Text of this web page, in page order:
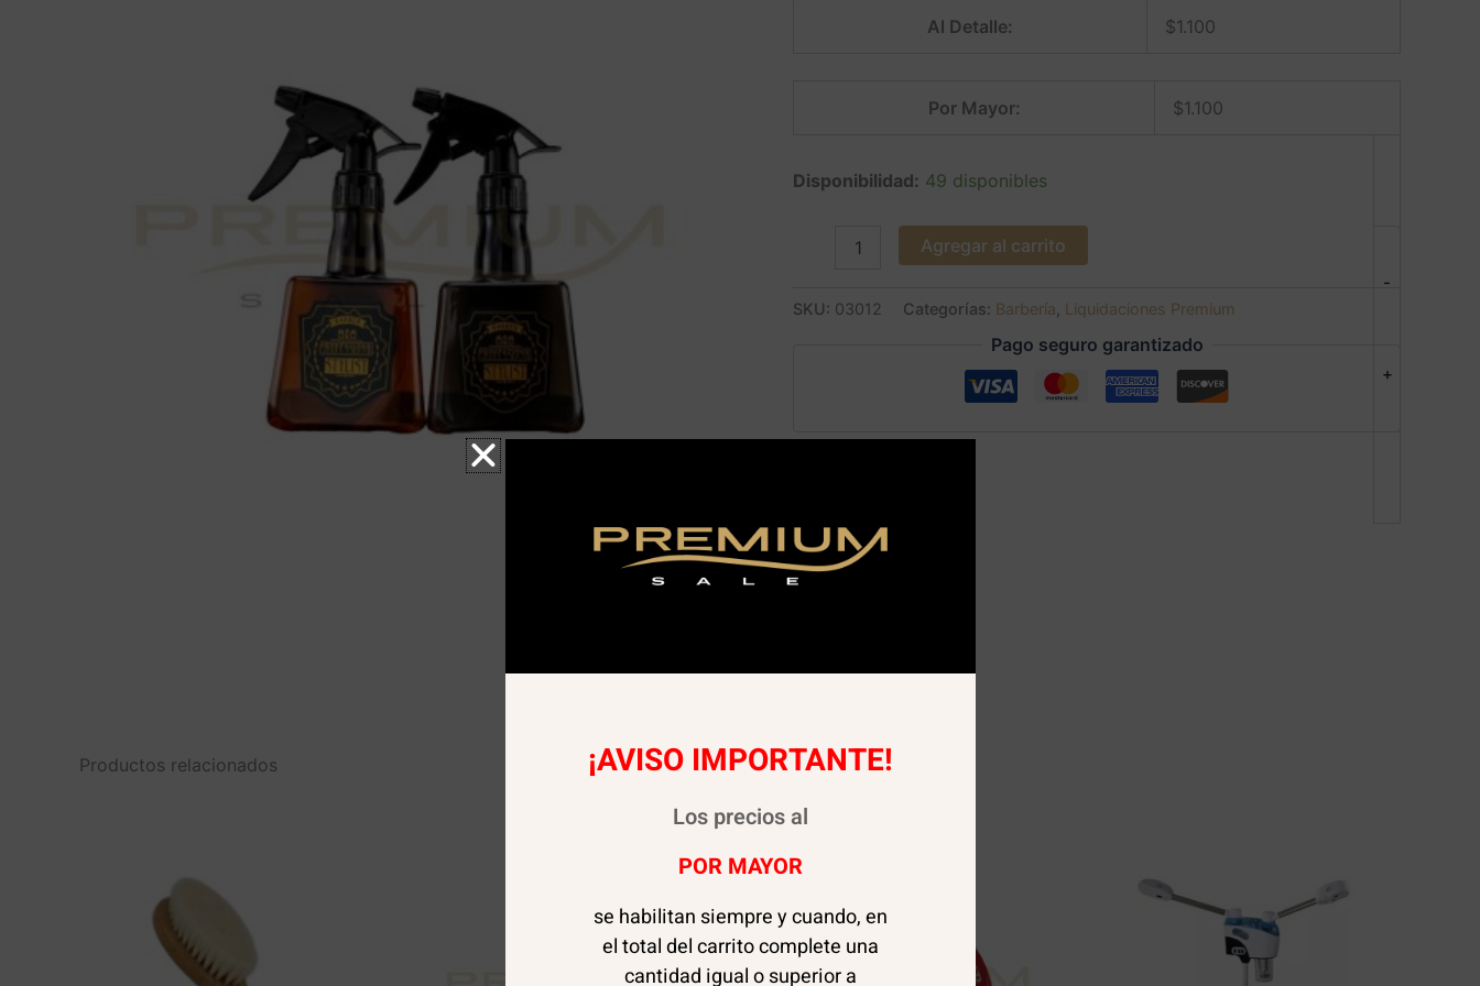
Al Detalle: $1.100
Por Mayor: $1.100
Disponibilidad: 49 disponibles
-
+
Agregar al carrito
SKU: 03012 Categorías: Barbería Liquidaciones Premium
Pago seguro garantizado
Productos relacionados ¡AVISO IMPORTANTE!
Los precios al
POR MAYOR
se habilitan siempre y cuando, en
el total del carrito complete una
cantidad igual o superior a